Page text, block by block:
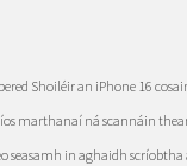
Shoiléir an iPhone 16
marthanaí ná scannáin
seasamh in aghaidh